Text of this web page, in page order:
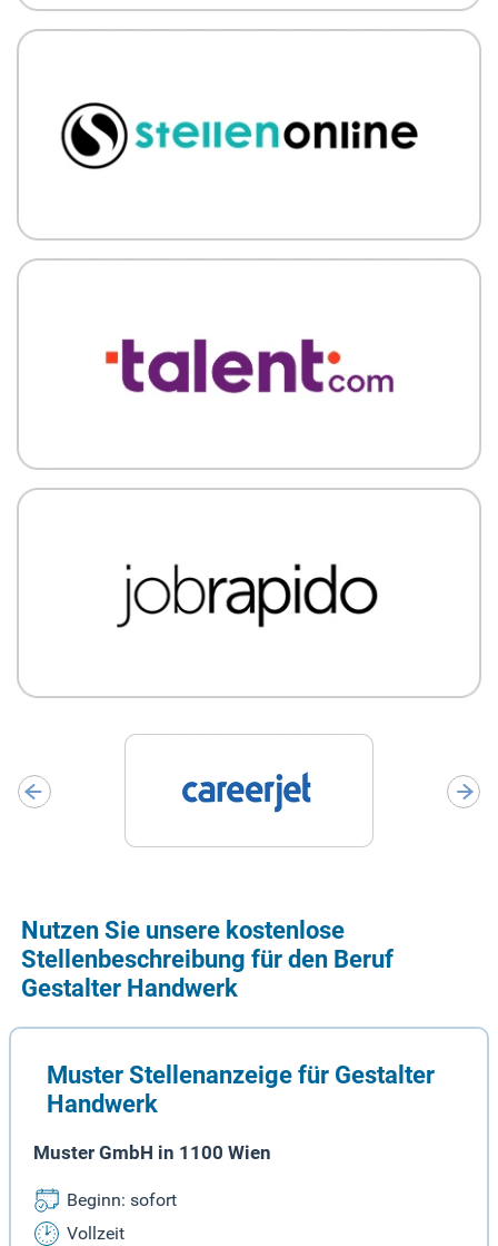
Nutzen Sie unsere kostenlose
Stellenbeschreibung für den Beruf
Gestalter Handwerk
Muster Stellenanzeige für Gestalter
Handwerk
Muster GmbH in 1100 Wien
Beginn: sofort
Vollzeit